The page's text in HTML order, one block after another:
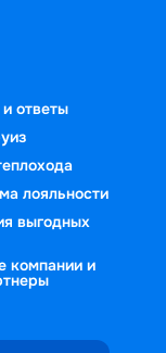
ответы
лояльности
выгодных
компании и